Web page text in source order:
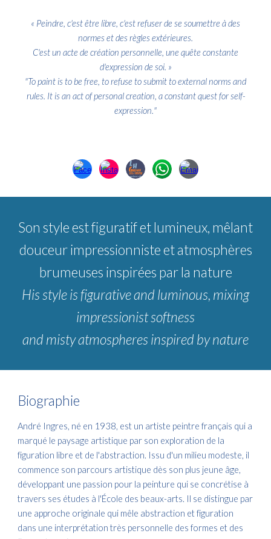
« Peindre, c'est être libre, c'est refuser de se soumettre à des
normes et des règles extérieures.
C'est un acte de création personnelle, une quête constante
d'expression de soi. »
"To paint is to be free, to refuse to submit to external norms and
rules. It is an act of personal creation, a constant quest for self-
expression."
Son style est figuratif et lumineux, mêlant
douceur impressionniste et atmosphères
brumeuses inspirées par la nature
His style is figurative and luminous, mixing
impressionist softness
and misty atmospheres inspired by nature
Biographie
André Ingres, né en 1938, est un artiste peintre français qui a
marqué le paysage artistique par son exploration de la
figuration libre et de l'abstraction. Issu d'un milieu modeste, il
commence son parcours artistique dès son plus jeune âge,
développant une passion pour la peinture qui se concrétise à
travers ses études à l'École des beaux-arts. Il se distingue par
une approche originale qui mêle abstraction et figuration
dans une interprétation très personnelle des formes et des